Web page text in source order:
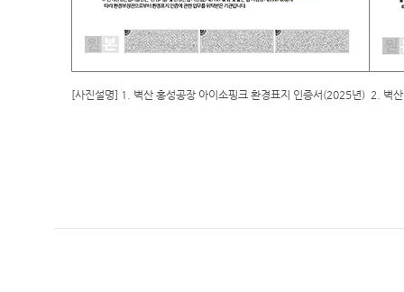
[사진설명] 1. 벽산 홍성공장 아이소핑크 환경표지 인증서(2025년) 2. 벽